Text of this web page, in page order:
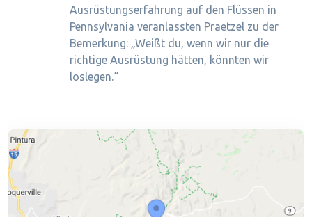
Ausrüstungserfahrung auf den Flüssen in
Pennsylvania veranlassten Praetzel zu der
Bemerkung: „Weißt du, wenn wir nur die
richtige Ausrüstung hätten, könnten wir
loslegen.“